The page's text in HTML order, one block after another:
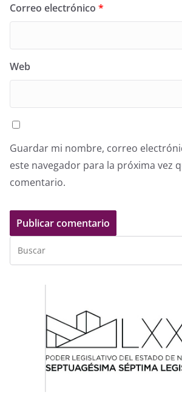
Correo electrónico *
Web
Guardar mi nombre, correo
este navegador para la próxima vez
comentario.